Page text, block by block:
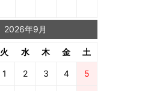
2026年9月
火 水 木 金 土
1 2 3 4 5